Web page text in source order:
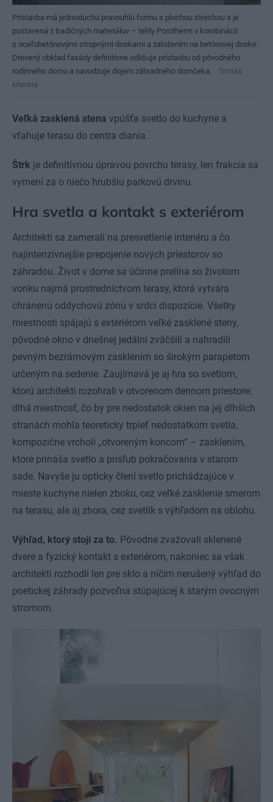
Prístavba má jednoduchú pravouhlú formu s plochou strechou a je
postavená z tradičných materiálov – tehly Porotherm v kombinácii
s oceľobetónovými stropnými doskami a založením na betónovej doske.
Drevený obklad fasády definitívne odlišuje prístavbu od pôvodného
rodinného domu a navodzuje dojem záhradného domčeka.
Tomáš
Manina
Veľká zasklená stena vpúšťa svetlo do kuchyne a
vťahuje terasu do centra diania.
Štrk je definitívnou úpravou povrchu terasy, len frakcia sa
vymení za o niečo hrubšiu parkovú drvinu.
Hra svetla a kontakt s exteriérom
Architekti sa zamerali na presvetlenie interiéru a čo
najintenzívnejšie prepojenie nových priestorov so
záhradou. Život v dome sa účinne prelína so životom
vonku najmä prostredníctvom terasy, ktorá vytvára
chránenú oddychovú zónu v srdci dispozície. Všetky
miestnosti spájajú s exteriérom veľké zasklené steny,
pôvodné okno v dnešnej jedálni zväčšili a nahradili
pevným bezrámovým zasklením so širokým parapetom
určeným na sedenie. Zaujímavá je aj hra so svetlom,
ktorú architekti rozohrali v otvorenom dennom priestore:
dlhá miestnosť, čo by pre nedostatok okien na jej dlhších
stranách mohla teoreticky trpieť nedostatkom svetla,
kompozične vrcholí „otvoreným koncom“ – zasklením,
ktoré prináša svetlo a prísľub pokračovania v starom
sade. Navyše ju opticky člení svetlo prichádzajúce v
mieste kuchyne nielen zboku, cez veľké zasklenie smerom
na terasu, ale aj zhora, cez svetlík s výhľadom na oblohu.
Výhľad, ktorý stojí za to. Pôvodne zvažovali sklenené
dvere a fyzický kontakt s exteriérom, nakoniec sa však
architekti rozhodli len pre sklo a ničím nerušený výhľad do
poetickej záhrady pozvoľna stúpajúcej k starým ovocným
stromom.